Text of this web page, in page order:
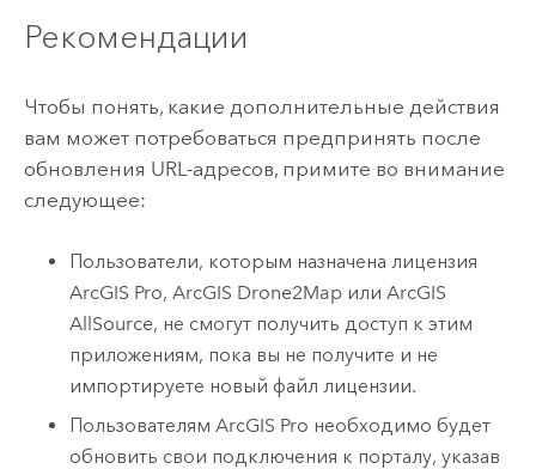
Рекомендации
Чтобы понять, какие дополнительные действия
вам может потребоваться предпринять после
обновления URL-адресов, примите во внимание
следующее:
Пользователи, которым назначена лицензия
ArcGIS Pro,ArcGIS Drone2Map илиArcGIS
AllSource, не смогут получить доступ к этим
приложениям, пока вы не получите и не
импортируете новый файл лицензии.
ПользователямArcGIS Pro необходимо будет
обновить свои подключения к порталу, указав